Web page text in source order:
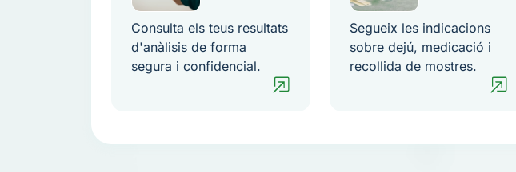
Consulta els teus resultats
d'anàlisis de forma
segura i confidencial.
Segueix les indicacions
sobre dejú, medicació i
recollida de mostres.